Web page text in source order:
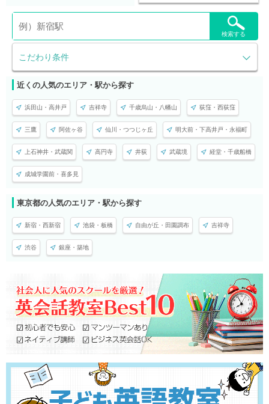
こだわり条件
検索する
近くの人気のエリア・駅から探す
浜田山・高井戸 吉祥寺 千歳烏山・八幡山 荻窪・西荻窪
三鷹 阿佐ヶ谷 仙川・つつじヶ丘 明大前・下高井戸・永福町
上石神井・武蔵関 高円寺 井荻 武蔵境 経堂・千歳船橋
成城学園前・喜多見
東京都の人気のエリア・駅から探す
新宿・西新宿 池袋・板橋 自由が丘・田園調布 吉祥寺
渋谷 銀座・築地